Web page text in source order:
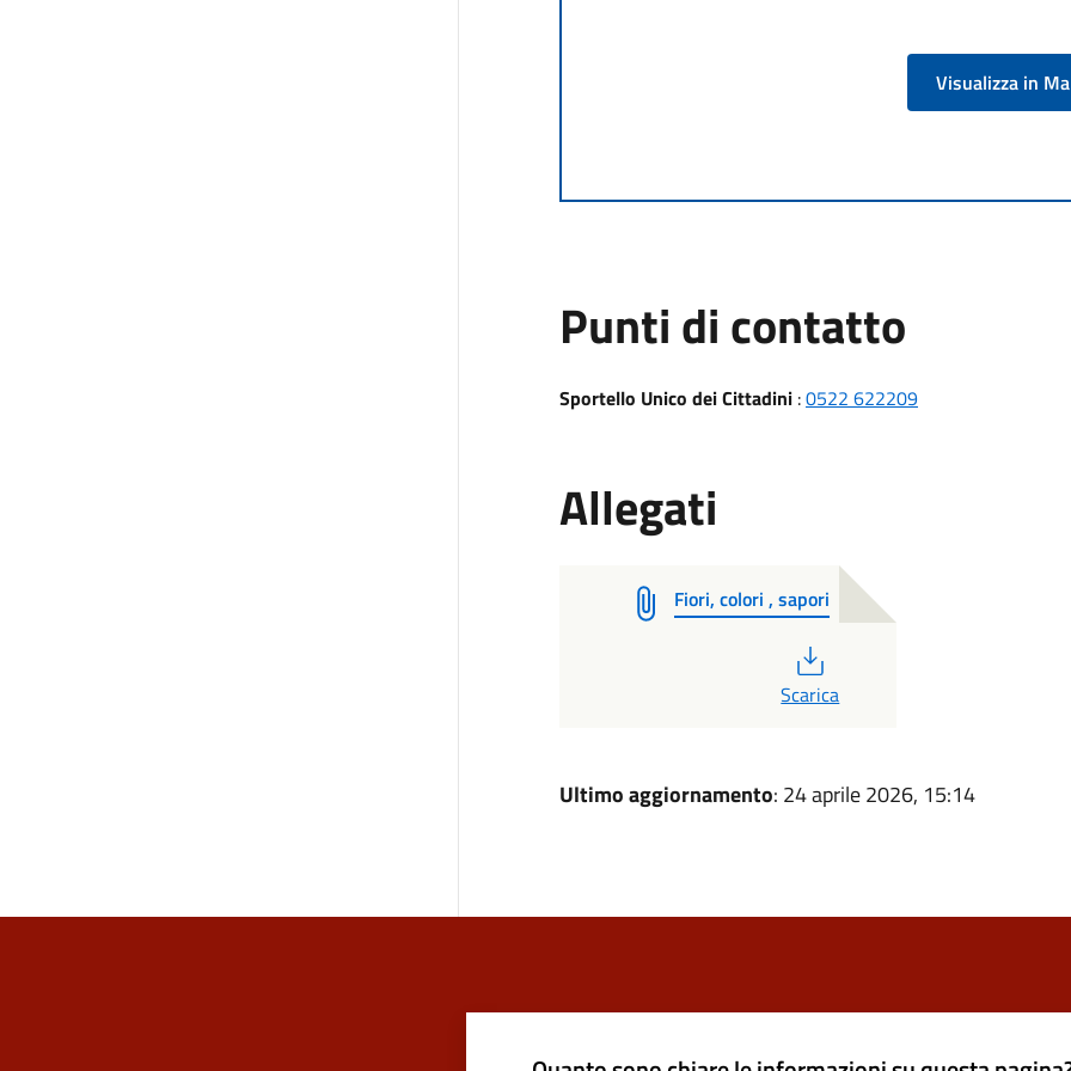
Visualizza in
Punti di contatto
Sportello Unico dei Cittadini:0522 622209
Allegati
Fiori, colori , sapori
Scarica
Ultimo aggiornamento: 24 aprile 2026, 15:14